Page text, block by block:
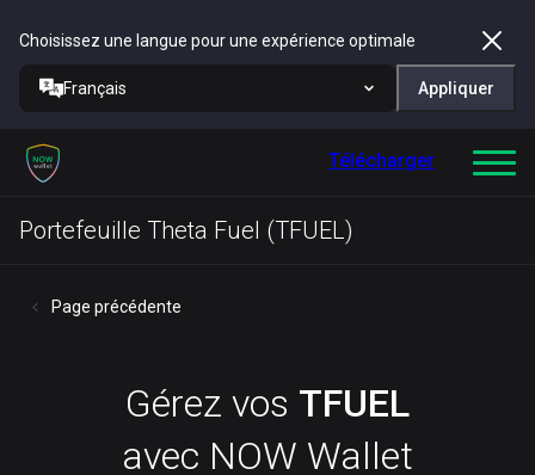
Choisissez une langue pour une expérience optimale
Français Appliquer
Télécharger
Portefeuille Theta Fuel (TFUEL)
Page précédente
Gérez vos TFUEL
avec NOW Wallet